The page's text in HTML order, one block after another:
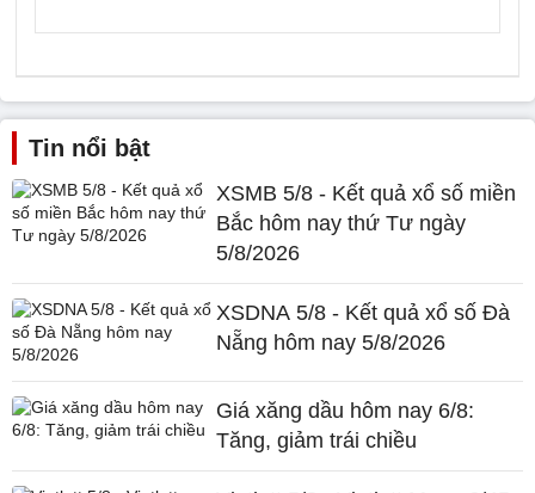
Tin nổi bật
XSMB 5/8 - Kết quả xổ số miền
Bắc hôm nay thứ Tư ngày
5/8/2026
XSDNA 5/8 - Kết quả xổ số Đà
Nẵng hôm nay 5/8/2026
Giá xăng dầu hôm nay 6/8:
Tăng, giảm trái chiều